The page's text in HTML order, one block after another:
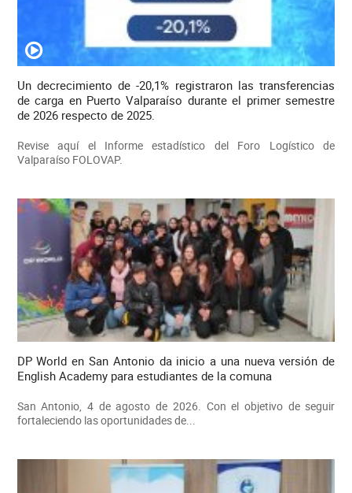
Un decrecimiento de -20,1% registraron las transferencias
de carga en Puerto Valparaíso durante el primer semestre
de 2026 respecto de 2025.
Revise aquí el Informe estadístico del Foro Logístico de
Valparaíso FOLOVAP.
DP World en San Antonio da inicio a una nueva versión de
English Academy para estudiantes de la comuna
San Antonio, 4 de agosto de 2026. Con el objetivo de seguir
fortaleciendo las oportunidades de...